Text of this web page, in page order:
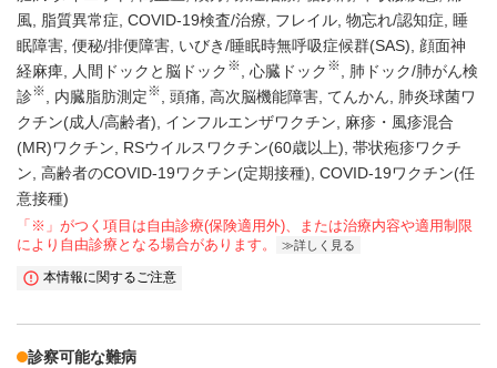
風 脂質異常症 COVID-19検査/治療 フレイル 物忘れ/認知症
睡
眠障害 便秘/排便障害 いびき/睡眠時無呼吸症候群(SAS)
顔面神
経麻痺
人間ドックと脳ドック ※ 心臓ドック ※
肺ドック/肺がん検
診※ 内臓脂肪測定※ 頭痛 高次脳機能障害 てんかん
肺炎球菌ワ
クチン(成人/高齢者)
インフルエンザワクチン
麻疹・風疹混合
(MR)ワクチン
RSウイルスワクチン(60歳以上) 帯状疱疹ワクチ
ン 高齢者のCOVID-19ワクチン(定期接種) COVID-19ワクチン(任
意接種)
「※」がつく項目は自由診療(保険適用外)、または治療内容や適用制限
により自由診療となる場合があります。
詳しく見る
本情報に関するご注意
診察可能な難病